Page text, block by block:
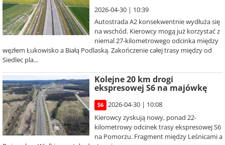
2026-04-30 | 10:39
Autostrada A2 konsekwentnie wydłuża się
na wschód. Kierowcy mogą już korzystać z
niemal 27-kilometrowego odcinka między
węzłem Łukowisko a Białą Podlaską. Zakończenie całej trasy między od
Siedlec pla...
Kolejne 20 km drogi
ekspresowej S6 na majówkę
S6
2026-04-30 | 10:08
Kierowcy zyskują nowy, ponad 22-
kilometrowy odcinek trasy ekspresowej S6
na Pomorzu. Fragment między Leśnicami a